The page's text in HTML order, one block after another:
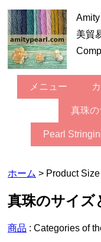
Amity Pearl Trading Co 安
美貿
メニュー
真珠
Pearl
ホーム > Product
真珠のサイ
商品 : Categories of